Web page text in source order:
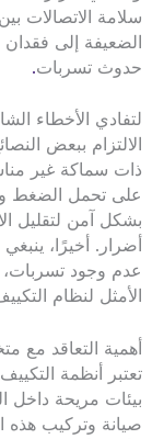
سلامة الاتصالات
الضعيفة إلى فقدان
حدوث تسربات.
لتفادي الأخطاء
الالتزام ببعض
ذات سماكة غير
على تحمل الضغط
بشكل آمن لتقليل
أضرار. أخيرًا،
عدم وجود تسربات،
الأمثل لنظام
أهمية التعاقد مع
تعتبر أنظمة
بيئات مريحة داخل
صيانة وتركيب هذه